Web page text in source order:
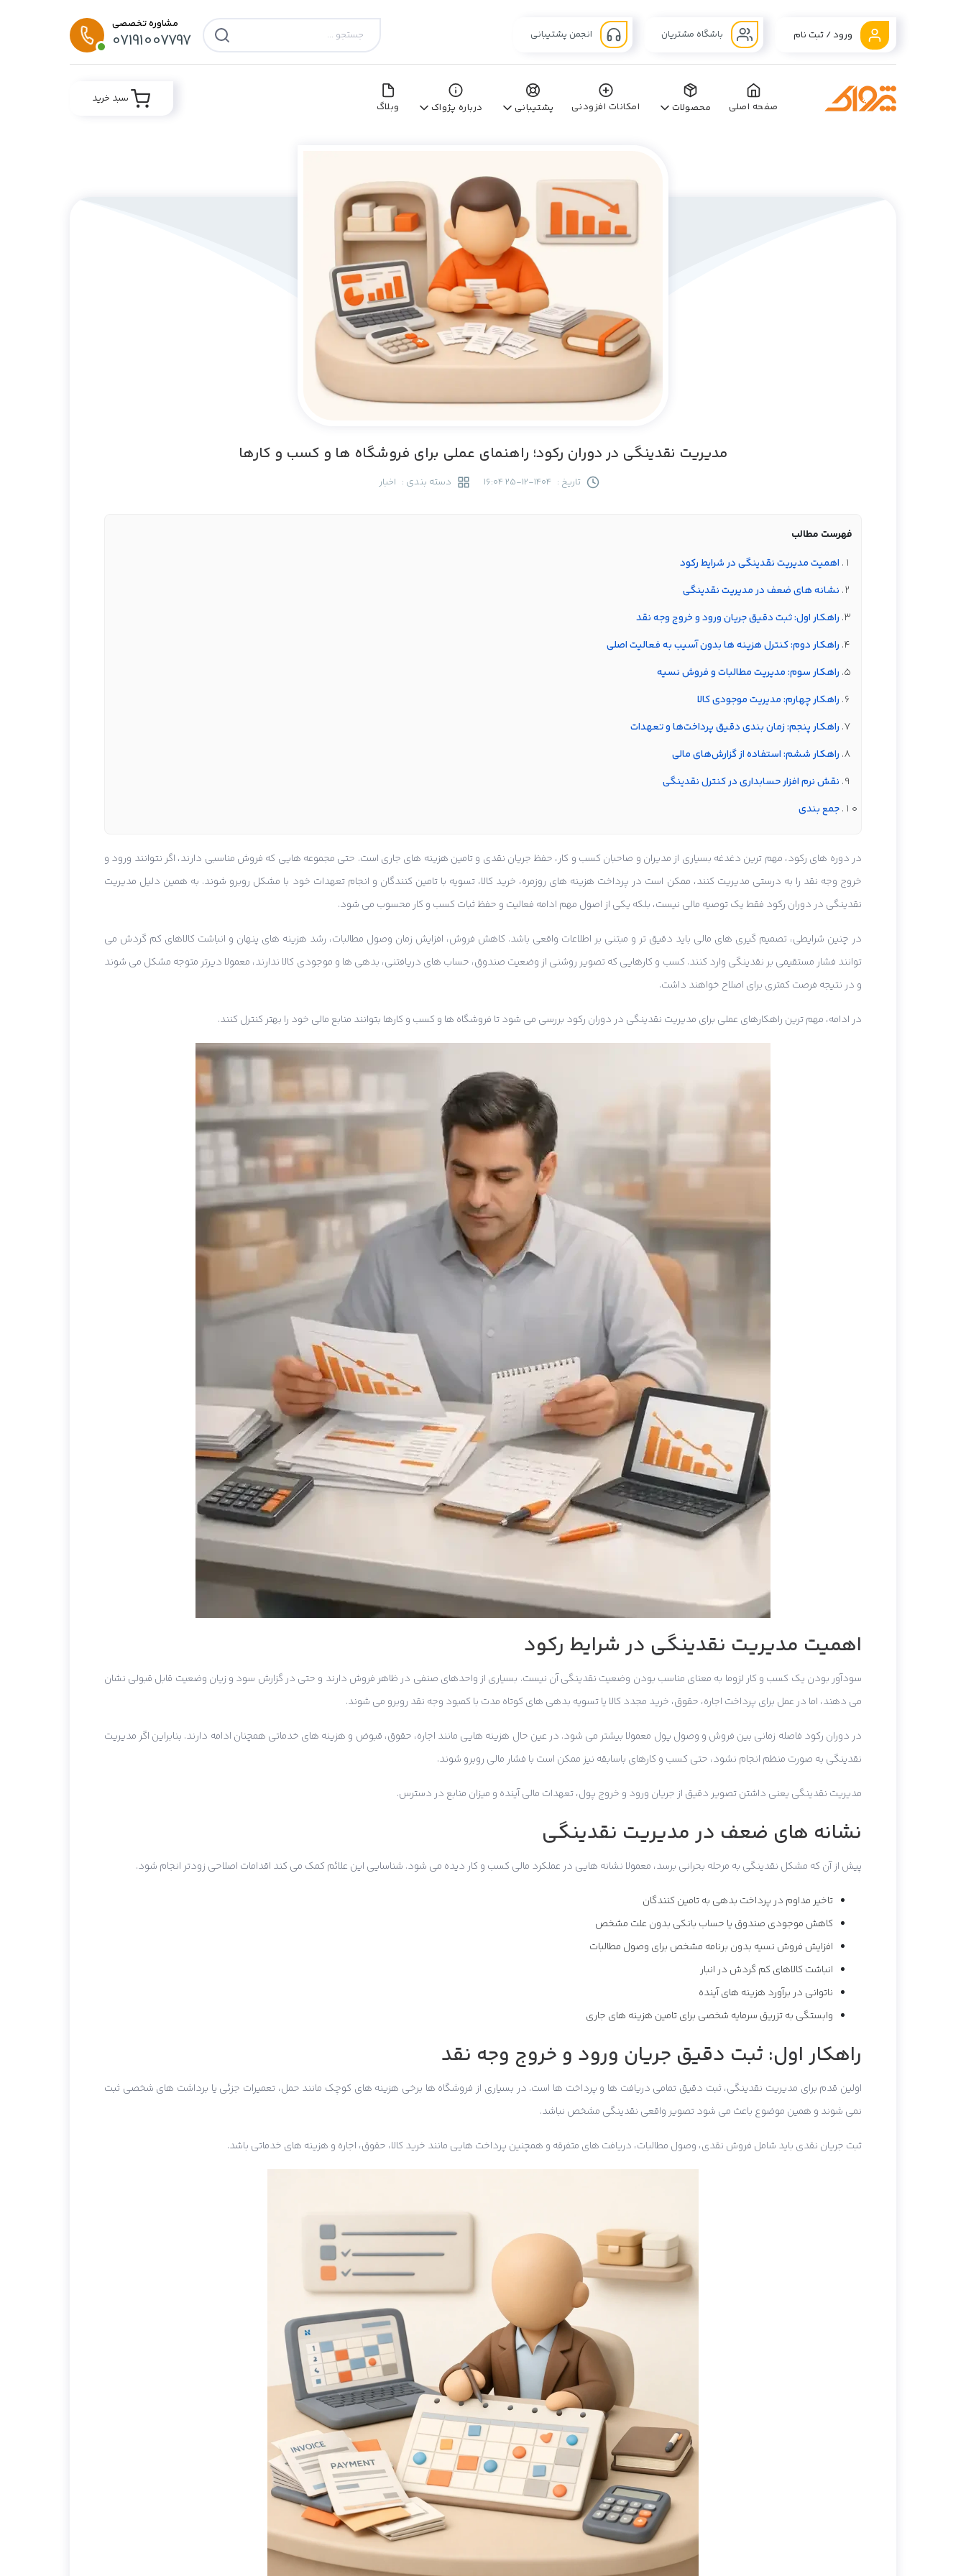
ورود / ثبت نام باشگاه مشتریان انجمن پشتیبانی
مشاوره تخصصی
07191007797
صفحه اصلی محصولات امکانات افزودنی پشتیبانی درباره پژواک وبلاگ
سبد خرید
مدیریت نقدینگی در دوران رکود؛ راهنمای عملی برای فروشگاه ها و کسب و کارها
تاریخ : 1404-12-25 16:04 دسته بندی : اخبار
فهرست مطالب
اهمیت مدیریت نقدینگی در شرایط رکود
نشانه های ضعف در مدیریت نقدینگی
راهکار اول: ثبت دقیق جریان ورود و خروج وجه نقد
راهکار دوم: کنترل هزینه ها بدون آسیب به فعالیت اصلی
راهکار سوم: مدیریت مطالبات و فروش نسیه
راهکار چهارم: مدیریت موجودی کالا
راهکار پنجم: زمان بندی دقیق پرداخت‌ها و تعهدات
راهکار ششم: استفاده از گزارش‌های مالی
نقش نرم افزار حسابداری در کنترل نقدینگی
جمع بندی
در دوره های رکود، مهم ترین دغدغه بسیاری از مدیران و صاحبان کسب و کار، حفظ جریان نقدی و تامین هزینه های جاری است. حتی مجموعه هایی که فروش مناسبی دارند، اگر نتوانند ورود و
خروج وجه نقد را به درستی مدیریت کنند، ممکن است در پرداخت هزینه های روزمره، خرید کالا، تسویه با تامین کنندگان و انجام تعهدات خود با مشکل روبرو شوند. به همین دلیل مدیریت
نقدینگی در دوران رکود فقط یک توصیه مالی نیست، بلکه یکی از اصول مهم ادامه فعالیت و حفظ ثبات کسب و کار محسوب می شود.
در چنین شرایطی، تصمیم گیری های مالی باید دقیق تر و مبتنی بر اطلاعات واقعی باشد. کاهش فروش، افزایش زمان وصول مطالبات، رشد هزینه های پنهان و انباشت کالاهای کم گردش می
توانند فشار مستقیمی بر نقدینگی وارد کنند. کسب و کارهایی که تصویر روشنی از وضعیت صندوق، حساب های دریافتنی، بدهی ها و موجودی کالا ندارند، معمولا دیرتر متوجه مشکل می شوند
و در نتیجه فرصت کمتری برای اصلاح خواهند داشت.
در ادامه، مهم ترین راهکارهای عملی برای مدیریت نقدینگی در دوران رکود بررسی می شود تا فروشگاه ها و کسب و کارها بتوانند منابع مالی خود را بهتر کنترل کنند.
اهمیت مدیریت نقدینگی در شرایط رکود
سودآور بودن یک کسب و کار لزوما به معنای مناسب بودن وضعیت نقدینگی آن نیست. بسیاری از واحدهای صنفی در ظاهر فروش دارند و حتی در گزارش سود و زیان وضعیت قابل قبولی نشان
می دهند، اما در عمل برای پرداخت اجاره، حقوق، خرید مجدد کالا یا تسویه بدهی های کوتاه مدت با کمبود وجه نقد روبرو می شوند.
در دوران رکود فاصله زمانی بین فروش و وصول پول معمولا بیشتر می شود. در عین حال هزینه هایی مانند اجاره، حقوق، قبوض و هزینه های خدماتی همچنان ادامه دارند. بنابراین اگر مدیریت
نقدینگی به صورت منظم انجام نشود، حتی کسب و کارهای باسابقه نیز ممکن است با فشار مالی روبرو شوند.
مدیریت نقدینگی یعنی داشتن تصویر دقیق از جریان ورود و خروج پول، تعهدات مالی آینده و میزان منابع در دسترس.
نشانه های ضعف در مدیریت نقدینگی
پیش از آن که مشکل نقدینگی به مرحله بحرانی برسد، معمولا نشانه هایی در عملکرد مالی کسب و کار دیده می شود. شناسایی این علائم کمک می کند اقدامات اصلاحی زودتر انجام شود.
تاخیر مداوم در پرداخت بدهی به تامین کنندگان
کاهش موجودی صندوق یا حساب بانکی بدون علت مشخص
افزایش فروش نسیه بدون برنامه مشخص برای وصول مطالبات
انباشت کالاهای کم گردش در انبار
ناتوانی در برآورد هزینه های آینده
وابستگی به تزریق سرمایه شخصی برای تامین هزینه های جاری
راهکار اول: ثبت دقیق جریان ورود و خروج وجه نقد
اولین قدم برای مدیریت نقدینگی، ثبت دقیق تمامی دریافت ها و پرداخت ها است. در بسیاری از فروشگاه ها برخی هزینه های کوچک مانند حمل، تعمیرات جزئی یا برداشت های شخصی ثبت
نمی شوند و همین موضوع باعث می شود تصویر واقعی نقدینگی مشخص نباشد.
ثبت جریان نقدی باید شامل فروش نقدی، وصول مطالبات، دریافت های متفرقه و همچنین پرداخت هایی مانند خرید کالا، حقوق، اجاره و هزینه های خدماتی باشد.